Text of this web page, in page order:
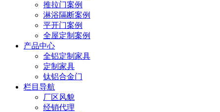
推拉门案例
淋浴隔断案例
平开门案例
全屋定制案例
产品中心
全铝定制家具
定制家具
钛铝合金门
栏目导航
厂区风貌
经销代理